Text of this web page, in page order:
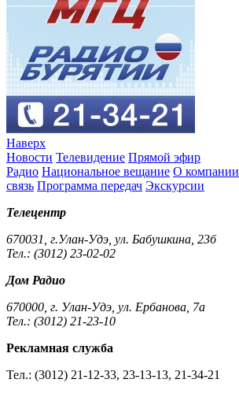
Наверх
Новости Телевидение Прямой эфир
Радио Национальное вещание О компании
связь Программа передач Экскурсии
Телецентр
670031, г.Улан-Удэ, ул. Бабушкина, 23б
Тел.: (3012) 23-02-02
Дом Радио
670000, г. Улан-Удэ, ул. Ербанова, 7а
Тел.: (3012) 21-23-10
Рекламная служба
Тел.: (3012) 21-12-33, 23-13-13, 21-34-21